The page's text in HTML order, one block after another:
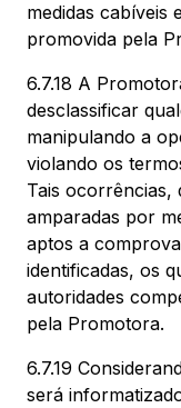
medidas cabíveis
promovida pela
6.7.18 A
desclassificar
manipulando a
violando os
Tais ocorrências,
amparadas por
aptos a
identificadas, os
autoridades
pela Promotora.
6.7.19
será